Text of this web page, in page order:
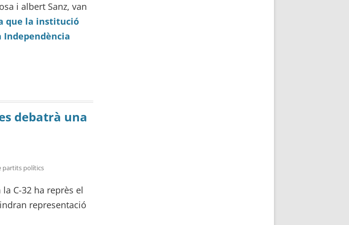
i albert Sanz, van
que la institució
Independència
debatrà una
partits polítics
C-32 ha reprès el
representació